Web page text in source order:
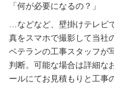
「何が必要になるの？」
…などなど、壁掛けテレビ
真をスマホで撮影して当社
ベテランの工事スタッフが
判断。可能な場合は詳細な
ールにてお見積もりと工事